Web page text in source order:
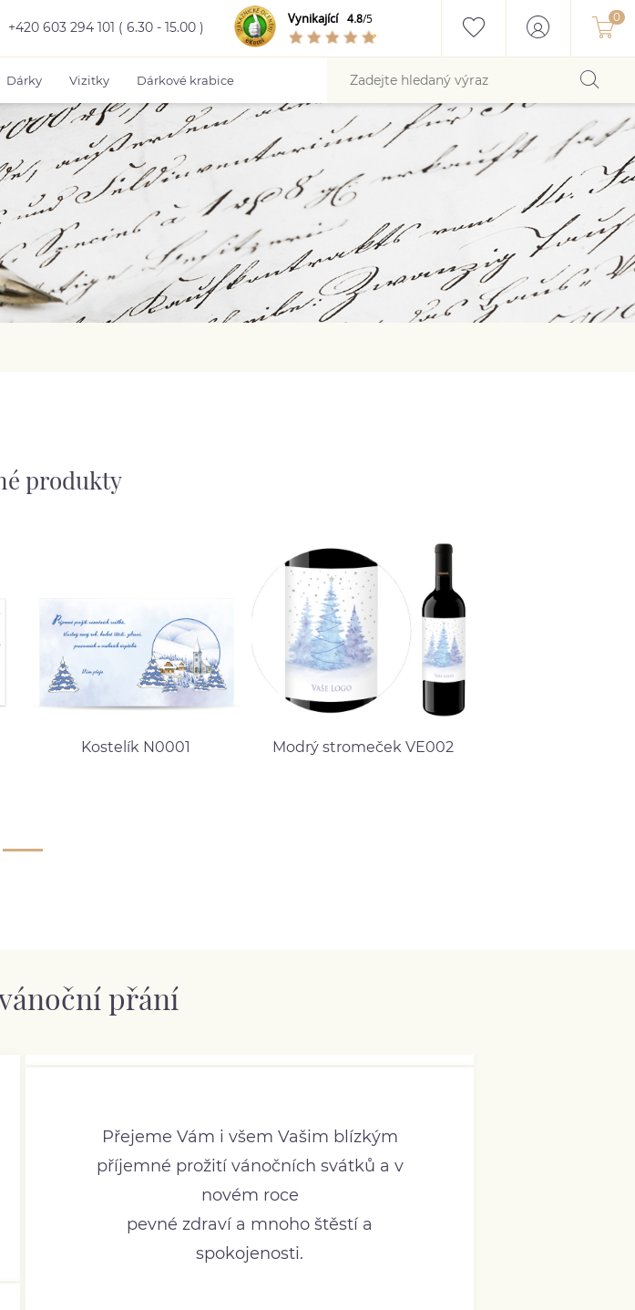
+420 603 294 101 ( 6.30 - 15.00 )
Vynikající 4.8/5
Dárky Vizitky Dárkové krabice
produkty
Kostelík N0001 Modrý stromeček VE002
přání
Přejeme Vám i všem Vašim blízkým
příjemné prožití vánočních svátků a v
novém roce
pevné zdraví a mnoho štěstí a
spokojenosti.